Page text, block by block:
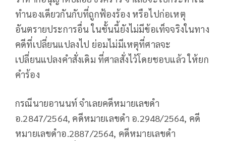
ทำนองเดียวกันกับที่ถูกฟ้องร้อง หรือไปก่อเหตุ
อันตรายประการอื่น ในชั้นนี้ยังไม่มีข้อเท็จจริงในทาง
คดีที่เปลี่ยนแปลงไป ย่อมไม่มีเหตุที่ศาลจะ
เปลี่ยนแปลงคำสั่งเดิม ที่ศาลสั่งไว้โดยชอบแล้ว ให้ยก
คำร้อง
กรณีนายอานนท์ จำเลยคดีหมายเลขดำ
อ.2847/2564, คดีหมายเลขดำ อ.2948/2564, คดี
หมายเลขดำอ.2887/2564, คดีหมายเลขดำ